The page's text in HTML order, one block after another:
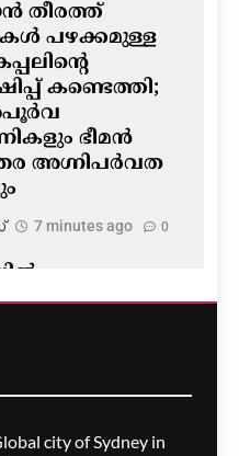
തീരത്ത്
പഴക്കമുള്ള
കണ്ടെത്തി;
ഭീമൻ
അഗ്നിപർവത
7 minutes ago 0
ട്രെയിൻ
ശേഷം
9 minutes ago 0
city of Sydney in